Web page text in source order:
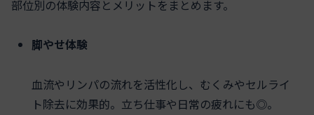
部位別の体験内容とメリットをまとめます。
脚やせ体験
血流やリンパの流れを活性化し、むくみやセルライ
ト除去に効果的。立ち仕事や日常の疲れにも◎。